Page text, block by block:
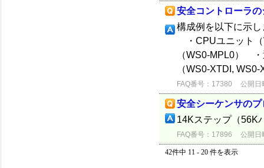
安全コントローラ
構成例を以下に示
・CPUユニット
（WS0-MPL0）
（WS0-XTDI, WS0-
FAQ番号：17380 公開日
安全シーケンサの
14Kステップ（56K
FAQ番号：17896 公開日
42件中 11 - 20 件を表示